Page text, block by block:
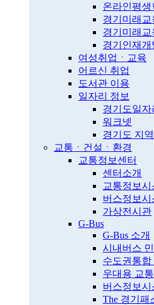
온라인평생
경기미래
경기미래
경기인재개
여성취업ㆍ교육
어르신 취업
도서관 이용
일자리 정보
경기도일
워크넷
경기도 지
교통ㆍ건설ㆍ환경
교통정보센터
센터소개
교통정보시
버스정보시
가상전시관
G-Bus
G-Bus 소개
시내버스
수도권통합
우대용 교
버스정보시
The 경기패